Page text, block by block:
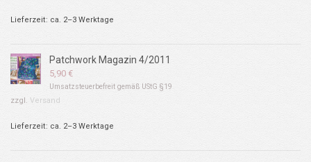
Lieferzeit: ca. 2–3 Werktage
Patchwork Magazin 4/2011
5,90 €
Umsatzsteuerbefreit gemäß UStG §19
zzgl. Versand
Lieferzeit: ca. 2–3 Werktage